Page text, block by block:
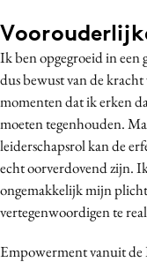
Ik ben opgegroeid in een
dus bewust van de
momenten dat ik erken
moeten tegenhouden.
leiderschapsrol kan de
echt oorverdovend zijn.
ongemakkelijk mijn
vertegenwoordigen te
Empowerment vanuit